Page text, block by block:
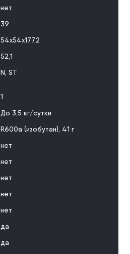
нет
39
54х54х177,2
52,1
N, ST
1
До 3,5 кг/сутки
R600a (изобутан), 41 г
нет
нет
нет
нет
нет
да
да